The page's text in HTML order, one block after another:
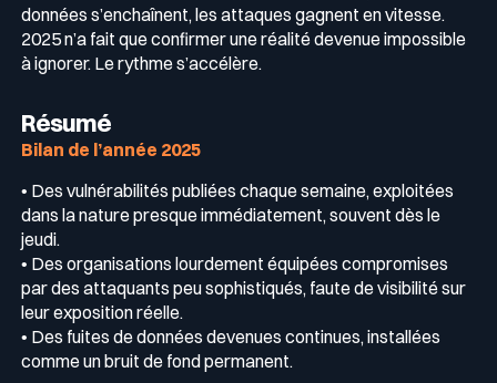
Télécom & Média
Récompenses
Événements
Logos & Press Kit
Glossaire Cyber
données s’enchaînent, les attaques gagnent en vitesse.
2025 n’a fait que confirmer une réalité devenue impossible
à ignorer. Le rythme s’accélère.
Résumé
Bilan de l’année 2025
• Des vulnérabilités publiées chaque semaine, exploitées
dans la nature presque immédiatement, souvent dès le
jeudi.
• Des organisations lourdement équipées compromises
par des attaquants peu sophistiqués, faute de visibilité sur
leur exposition réelle.
• Des fuites de données devenues continues, installées
comme un bruit de fond permanent.